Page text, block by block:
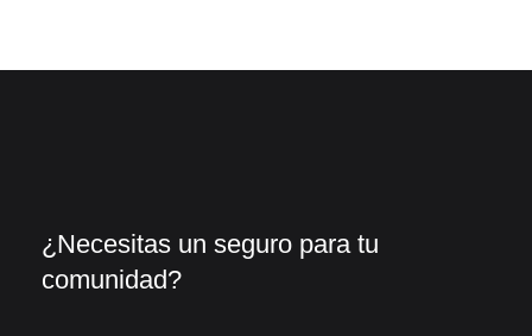
¿Necesitas un seguro para tu
comunidad?